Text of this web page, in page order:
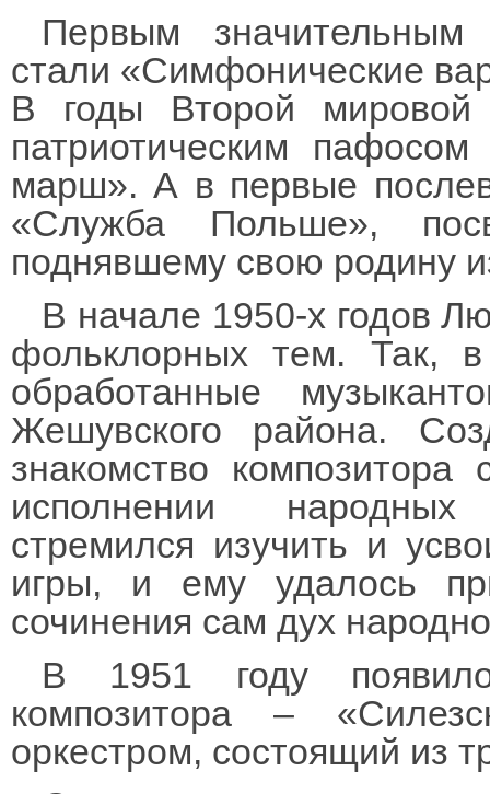
Первым значительным
стали «Симфонические
В годы Второй мировой
патриотическим
марш». А в первые
«Служба Польше»,
поднявшему свою родину
В начале 1950-х годов
фольклорных тем. Так,
обработанные
Жешувского района.
знакомство
исполнении
стремился изучить и
игры, и ему удалось
сочинения сам дух
В 1951 году
композитора –
оркестром, состоящий из